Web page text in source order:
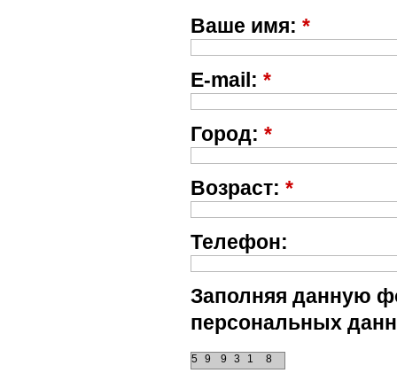
Ваше имя: *
E-mail: *
Город: *
Возраст: *
Телефон:
Заполняя данную
персональных
5 9 9 3 1 8